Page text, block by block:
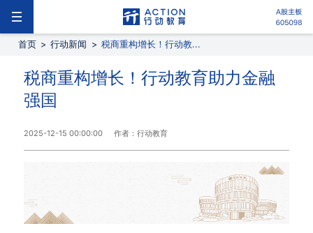
首页 > 行动新闻 > 税商重构增长！行动教...
税商重构增长！行动教育助力金融
强国
2025-12-15 00:00:00 作者：行动教育